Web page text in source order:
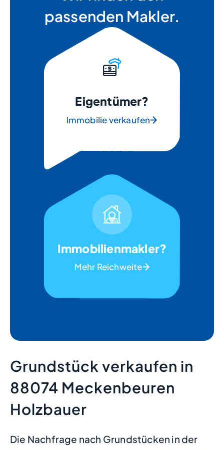
passenden Makler.
Eigentümer?
Immobilie verkaufen
Immobilienmakler?
Mehr Reichweite
Grundstück verkaufen in
88074 Meckenbeuren
Holzbauer
Die Nachfrage nach Grundstücken in der